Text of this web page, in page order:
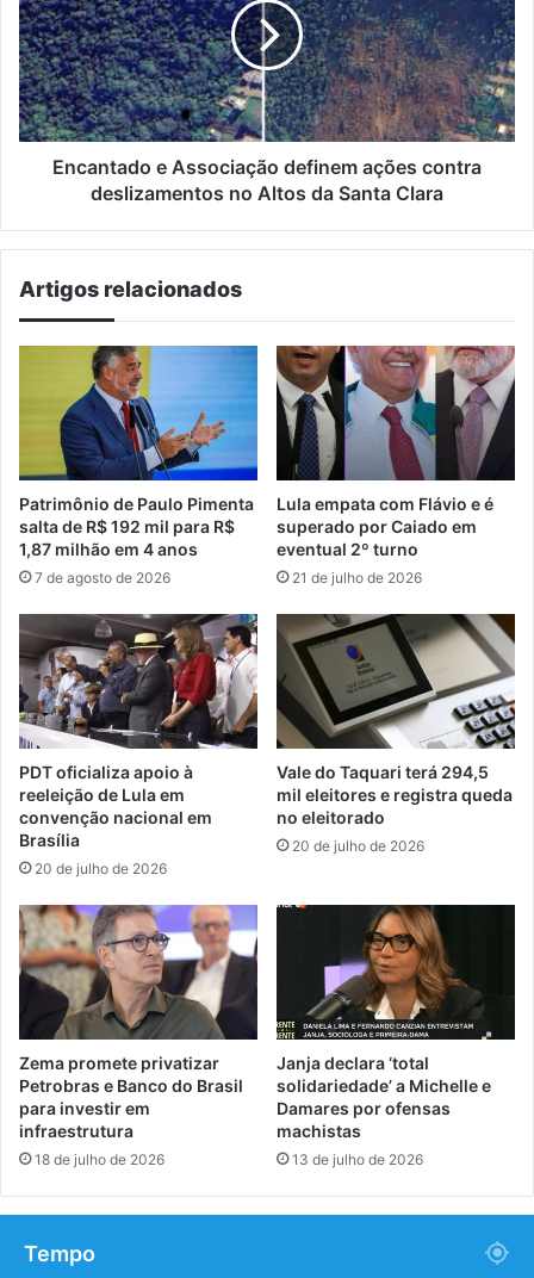
definem
ações
contra
deslizamentos
no
Altos
Encantado e Associação definem ações contra
deslizamentos no Altos da Santa Clara
Artigos relacionados
Patrimônio de Paulo Pimenta
salta de R$ 192 mil para R$
1,87 milhão em 4 anos
7 de agosto de 2026
Lula empata com Flávio e é
superado por Caiado em
eventual 2º turno
21 de julho de 2026
PDT oficializa apoio à
reeleição de Lula em
convenção nacional em
Brasília
20 de julho de 2026
Vale do Taquari terá 294,5
mil eleitores e registra queda
no eleitorado
20 de julho de 2026
Zema promete privatizar
Petrobras e Banco do Brasil
para investir em
infraestrutura
18 de julho de 2026
Janja declara ‘total
solidariedade’ a Michelle e
Damares por ofensas
machistas
13 de julho de 2026
Tempo